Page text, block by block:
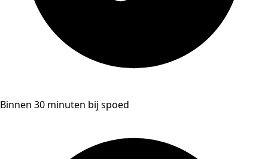
Binnen 30 minuten bij spoed